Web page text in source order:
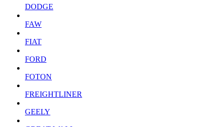
DODGE
FAW
FIAT
FORD
FOTON
FREIGHTLINER
GEELY